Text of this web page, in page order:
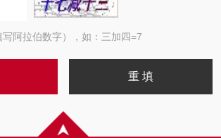
阿拉伯数字），如：三加四=7